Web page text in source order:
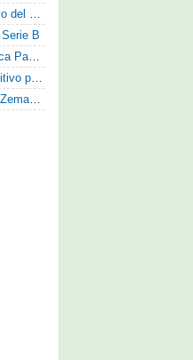
Colpo di spessore per l'Ossese: ufficiale l'arrivo del difensore Riccardo Idda
B
Ancona, conto alla rovescia per il sipario: carica Pandolfi e risposta da record degli abbonati
L'Aquila si impone 2-0 sul Rieti: terzo test positivo per la squadra di Andreucci
Valanga rossonera a Latronico: la Nocerina di Zeman ne fa 9 all'Atletico Agromonte